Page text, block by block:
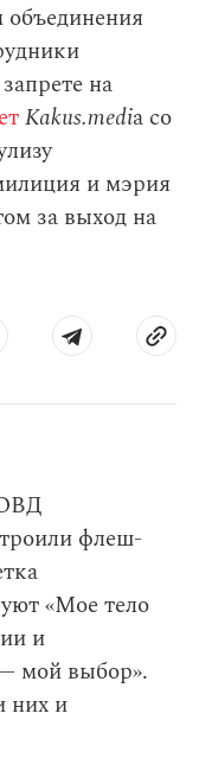
на
Kakus.media со
и мэрия
за выход на
флеш-
«Мое тело
и
мой выбор».
них и